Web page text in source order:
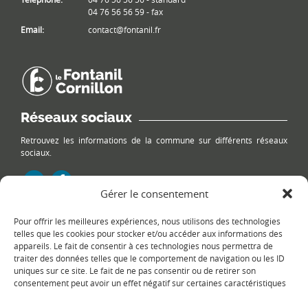
Gérer le consentement
Pour offrir les meilleures expériences, nous utilisons des technologies
telles que les cookies pour stocker et/ou accéder aux informations des
appareils. Le fait de consentir à ces technologies nous permettra de
traiter des données telles que le comportement de navigation ou les ID
uniques sur ce site. Le fait de ne pas consentir ou de retirer son
consentement peut avoir un effet négatif sur certaines caractéristiques
04 76 56 56 59 - fax
Email:
contact@fontanil.fr
Réseaux sociaux
Retrouvez les informations de la commune sur différents réseaux
sociaux.
Le plan du site